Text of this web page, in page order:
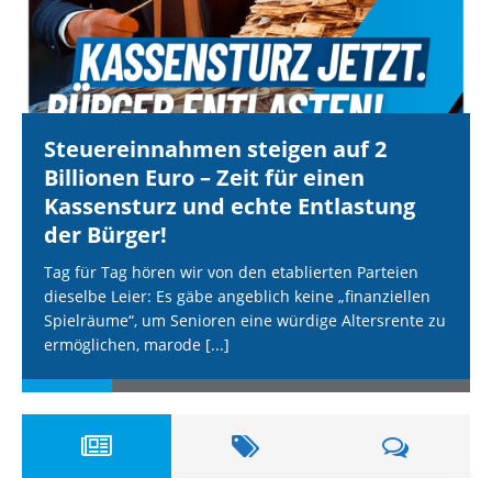
Steuereinnahmen steigen auf 2
Billionen Euro – Zeit für einen
Kassensturz und echte Entlastung
der Bürger!
Tag für Tag hören wir von den etablierten Parteien
dieselbe Leier: Es gäbe angeblich keine „finanziellen
Spielräume“, um Senioren eine würdige Altersrente zu
ermöglichen, marode [...]